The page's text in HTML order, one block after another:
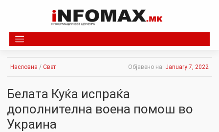
Насловна / Свет Објавено на: January 7, 2022
Белата Куќа испраќа
дополнителна вoeна помош во
Украина